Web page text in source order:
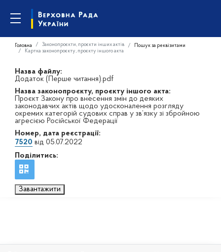
Головна Законопроєкти, проєкти інших актів
Пошук за реквізитами
Картка законопроєкту, проєкту іншого акта
Назва файлу:
Додаток (Перше читання).pdf
Назва законопроєкту, проєкту іншого акта:
Проєкт Закону про внесення змін до деяких
законодавчих актів щодо удосконалення розгляду
окремих категорій судових справ у зв’язку зі збройною
агресією Російської Федерації
Номер, дата реєстрації:
7520 від 05.07.2022
Поділитись:
Завантажити